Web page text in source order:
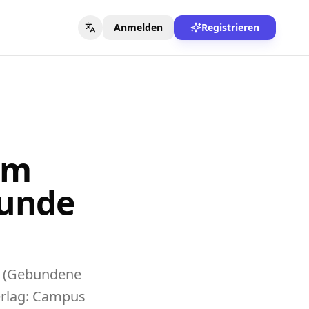
Anmelden Registrieren
Campus